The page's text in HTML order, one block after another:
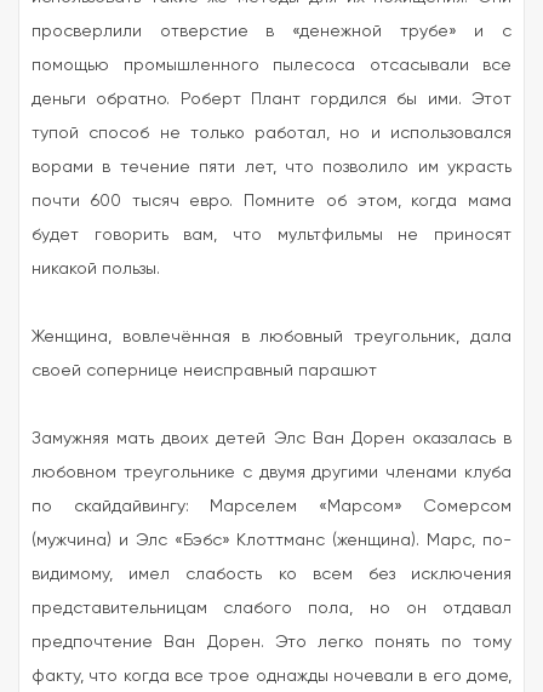
просверлили отверстие в «денежной трубе» и с
помощью промышленного пылесоса отсасывали все
деньги обратно. Роберт Плант гордился бы ими. Этот
тупой способ не только работал, но и использовался
ворами в течение пяти лет, что позволило им украсть
почти 600 тысяч евро. Помните об этом, когда мама
будет говорить вам, что мультфильмы не приносят
никакой пользы.
Женщина, вовлечённая в любовный треугольник, дала
своей сопернице неисправный парашют
Замужняя мать двоих детей Элс Ван Дорен оказалась в
любовном треугольнике с двумя другими членами клуба
по скайдайвингу: Марселем «Марсом» Сомерсом
(мужчина) и Элс «Бэбс» Клоттманс (женщина). Марс, по-
видимому, имел слабость ко всем без исключения
представительницам слабого пола, но он отдавал
предпочтение Ван Дорен. Это легко понять по тому
факту, что когда все трое однажды ночевали в его доме,